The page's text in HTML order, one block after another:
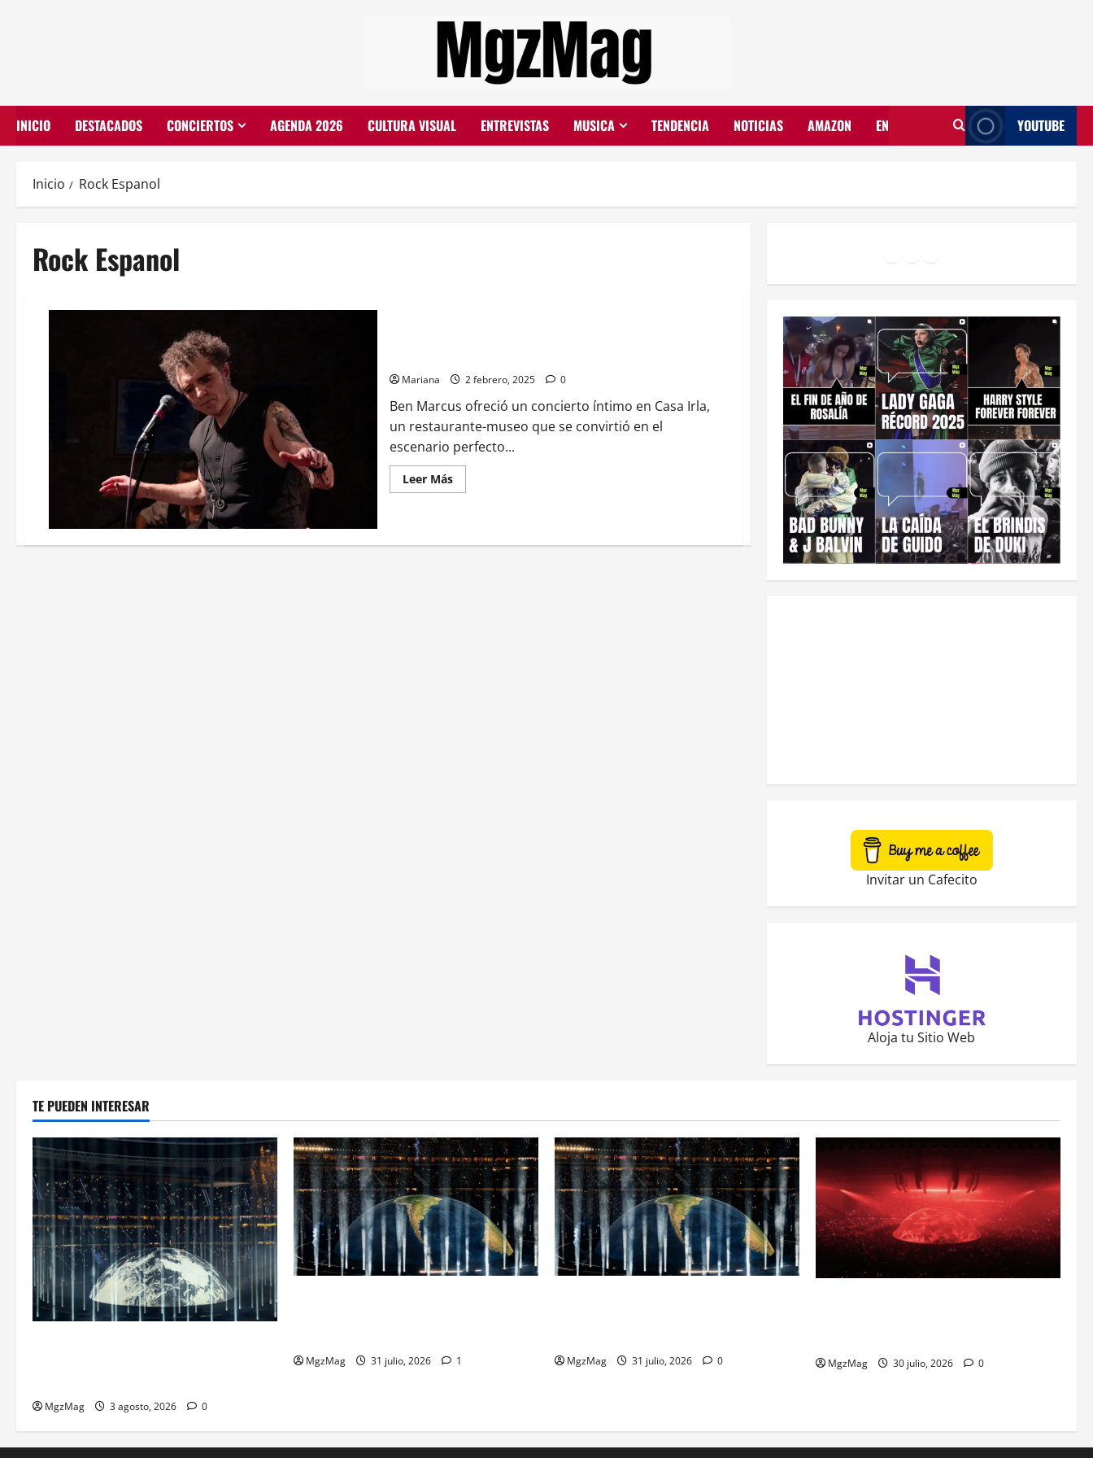
INICIO DESTACADOS CONCIERTOS AGENDA 2026 CULTURA VISUAL ENTREVISTAS MUSICA TENDENCIA NOTICIAS AMAZON EN YOUTUBE
Inicio Rock Espanol
Rock Espanol
Mariana 2 febrero, 2025 0
Ben Marcus ofreció un concierto íntimo en Casa Irla,
un restaurante-museo que se convirtió en el
escenario perfecto...
Leer Más
Invitar un Cafecito
Aloja tu Sitio Web
TE PUEDEN INTERESAR
MgzMag 3 agosto, 2026 0
MgzMag 31 julio, 2026 1 MgzMag 31 julio, 2026 0 MgzMag 30 julio, 2026 0